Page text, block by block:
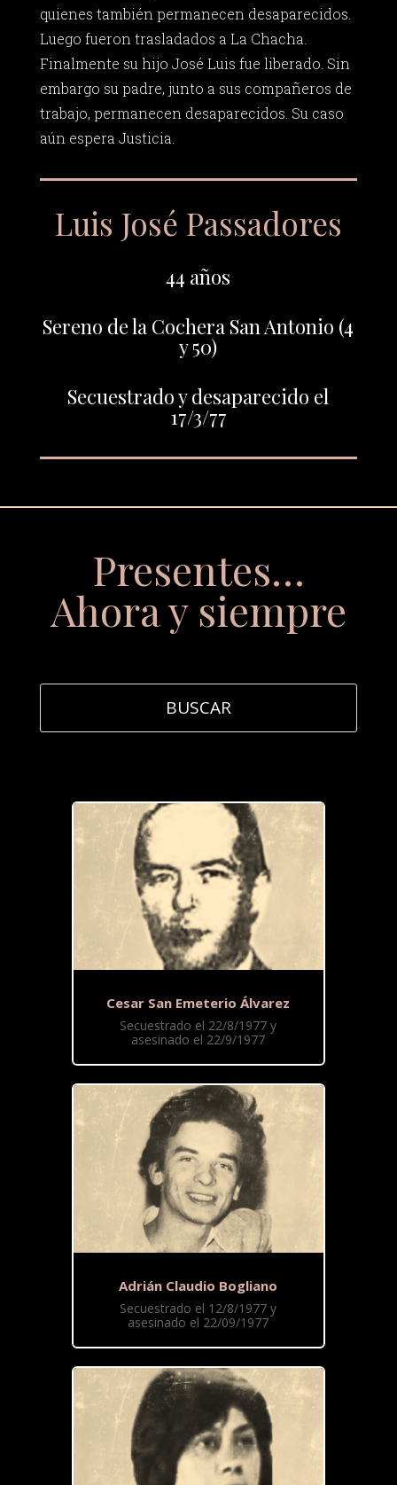
quienes también permanecen desaparecidos.
Luego fueron trasladados a La Chacha.
Finalmente su hijo José Luis fue liberado. Sin
embargo su padre, junto a sus compañeros de
trabajo, permanecen desaparecidos. Su caso
aún espera Justicia.
Luis José Passadores
44 años
Sereno de la Cochera San Antonio (4
y 50)
Secuestrado y desaparecido el
17/3/77
Presentes…
Ahora y siempre
Cesar San Emeterio Álvarez
Secuestrado el 22/8/1977 y
asesinado el 22/9/1977
Adrián Claudio Bogliano
Secuestrado el 12/8/1977 y
asesinado el 22/09/1977